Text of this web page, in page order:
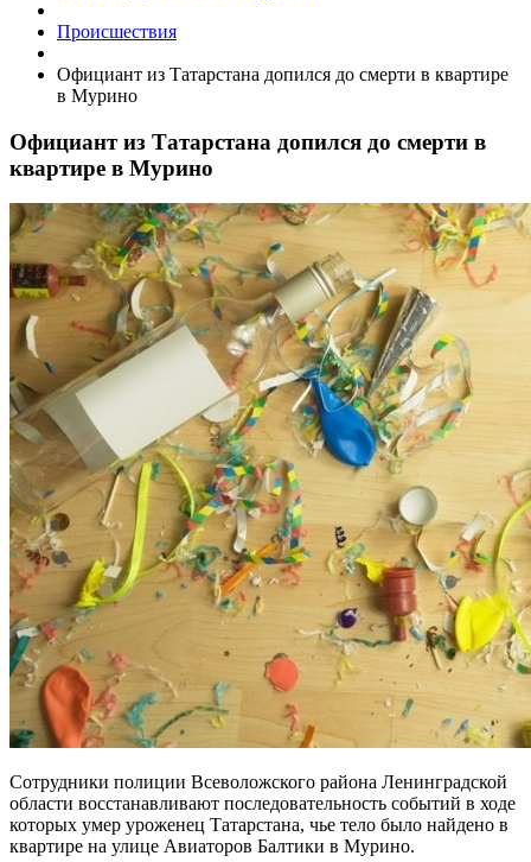
Происшествия
​Официант из Татарстана допился до смерти в квартире
в Мурино
​Официант из Татарстана допился до смерти в
квартире в Мурино
Сотрудники полиции Всеволожского района Ленинградской
области восстанавливают последовательность событий в ходе
которых умер уроженец Татарстана, чье тело было найдено в
квартире на улице Авиаторов Балтики в Мурино.